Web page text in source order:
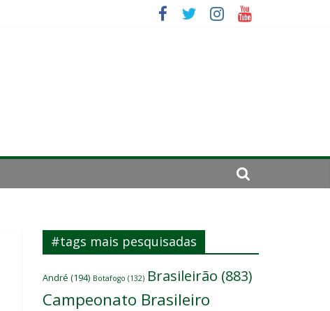
#tags mais pesquisadas
André (194) Botafogo (132) Brasileirão (883)
Campeonato Brasileiro